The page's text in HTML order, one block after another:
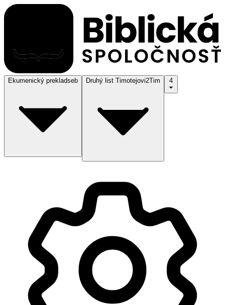
Ekumenický prekladseb Druhý list Timotejovi2Tim